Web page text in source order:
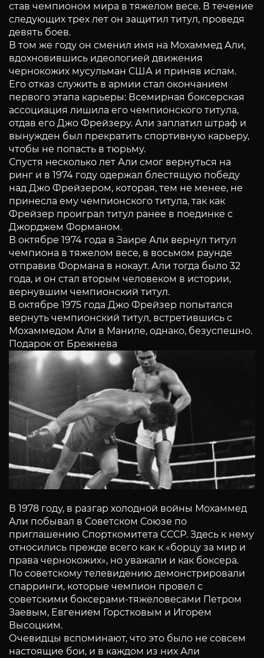
став чемпионом мира в тяжелом весе. В течение
следующих трех лет он защитил титул, проведя
девять боев.
В том же году он сменил имя на Мохаммед Али,
вдохновившись идеологией движения
чернокожих мусульман США и приняв ислам.
Его отказ служить в армии стал окончанием
первого этапа карьеры: Всемирная боксерская
ассоциация лишила его чемпионского титула,
отдав его Джо Фрейзеру. Али заплатил штраф и
вынужден был прекратить спортивную карьеру,
чтобы не попасть в тюрьму.
Спустя несколько лет Али смог вернуться на
ринг и в 1974 году одержал блестящую победу
над Джо Фрейзером, которая, тем не менее, не
принесла ему чемпионского титула, так как
Фрейзер проиграл титул ранее в поединке с
Джорджем Форманом.
В октябре 1974 года в Заире Али вернул титул
чемпиона в тяжелом весе, в восьмом раунде
отправив Формана в нокаут. Али тогда было 32
года, и он стал вторым человеком в истории,
вернувшим чемпионский титул.
В октябре 1975 года Джо Фрейзер попытался
вернуть чемпионский титул, встретившись с
Мохаммедом Али в Маниле, однако, безуспешно.
Подарок от Брежнева
В 1978 году, в разгар холодной войны Мохаммед
Али побывал в Советском Союзе по
приглашению Спорткомитета СССР. Здесь к нему
относились прежде всего как к «борцу за мир и
права чернокожих», но уважали и как боксера.
По советскому телевидению демонстрировали
спарринги, которые чемпион провел с
советскими боксерами-тяжеловесами Петром
Заевым, Евгением Горстковым и Игорем
Высоцким.
Очевидцы вспоминают, что это было не совсем
настоящие бои, и в каждом из них Али